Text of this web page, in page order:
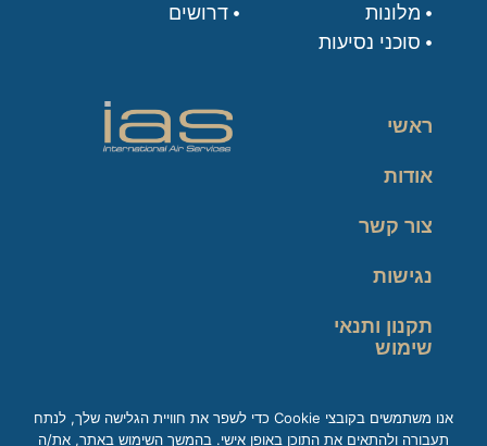
מלונות
סוכני נסיעות
דרושים
ראשי
אודות
צור קשר
נגישות
תקנון ותנאי
שימוש
אנו משתמשים בקובצי Cookie כדי לשפר את חוויית הגלישה שלך, לנתח
תעבורה ולהתאים את התוכן באופן אישי. בהמשך השימוש באתר, את/ה